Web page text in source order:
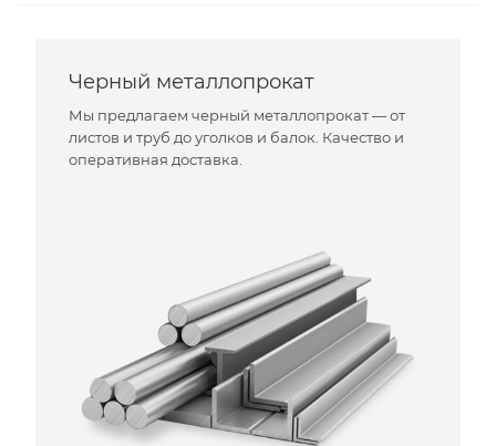
Черный металлопрокат
Мы предлагаем черный металлопрокат — от
листов и труб до уголков и балок. Качество и
оперативная доставка.